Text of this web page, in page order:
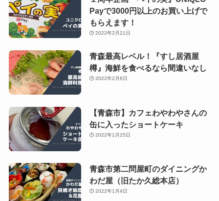
Payで3000円以上のお買い上げで
もらえます！
2022年2月21日
青森最高レベル！『すし居酒屋
樽』海鮮を食べるなら間違いなし
2022年2月8日
【青森市】カフェわやわやさんの
缶に入ったショートケーキ
2022年1月25日
青森市第二問屋町のダイニングか
わだ屋（旧たか久総本店）
2022年1月4日